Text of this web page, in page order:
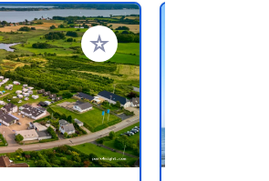
Ajouter à vos favoris